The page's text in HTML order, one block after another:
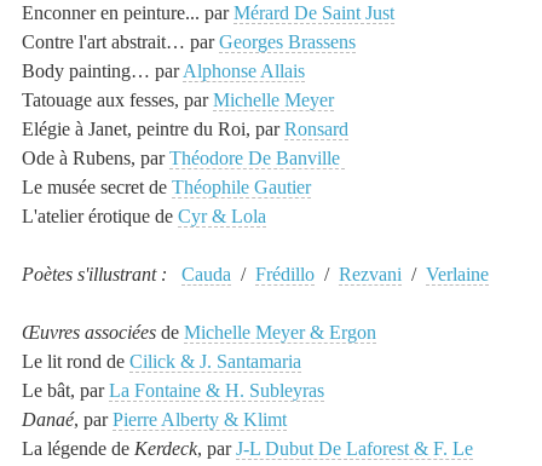
Enconner en peinture... parMérard De Saint Just
Contre l'art abstrait… parGeorges Brassens
Body painting… parAlphonse Allais
Tatouage aux fesses, parMichelle Meyer
Elégie à Janet, peintre du Roi, parRonsard
Ode à Rubens, parThéodore De Banville
Le musée secret deThéophile Gautier
L'atelier érotique deCyr & Lola
Poètes s'illustrant : Cauda /Frédillo /Rezvani /Verlaine
Œuvres associéesde Michelle Meyer & Ergon
Le lit rond deCilick & J. Santamaria
Le bât, parLa Fontaine & H. Subleyras
Danaé, parPierre Alberty & Klimt
La légende de Kerdeck, parJ-L Dubut De Laforest & F. Le